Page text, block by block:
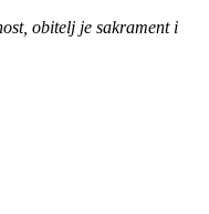
obitelj je sakrament i